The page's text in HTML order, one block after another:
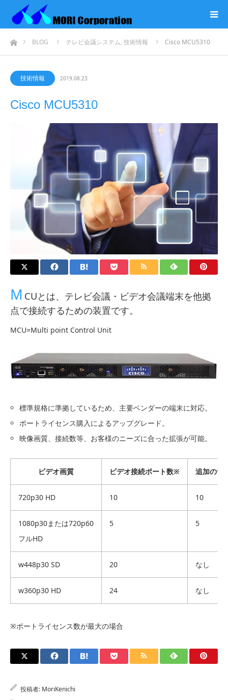
ホームBLOG テレビ会議システム, 技術情報 Cisco MCU5310
技術情報 2019.08.23
Cisco MCU5310
M CUとは、テレビ会議・ビデオ会議端末を他拠
点で接続するための装置です。
MCU=Multi point Control Unit
標準規格に準拠しているため、主要ベンダーの端末に対応。
ポートライセンス購入によるアップグレード。
映像画質、接続数等、お客様のニーズに合った拡張が可能。
ビデオ画質 ビデオ接続ポート数※ 追加の音
720p30 HD 10 10
1080p30または720p60
フルHD
5 5
w448p30 SD 20 なし
w360p30 HD 24 なし
※ポートライセンス数が最大の場合
投稿者: MoriKenichi